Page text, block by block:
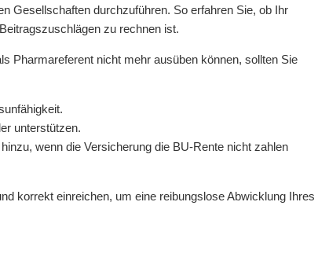
Gesellschaften durchzuführen. So erfahren Sie, ob Ihr
zu rechnen ist.
Pharmareferent nicht mehr ausüben können, sollten Sie
unterstützen.
wenn die Versicherung die BU-Rente nicht zahlen
korrekt einreichen, um eine reibungslose Abwicklung Ihres